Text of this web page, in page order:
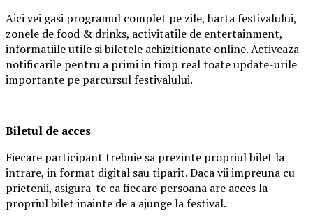
Aici vei gasi programul complet pe zile, harta festivalului,
zonele de food & drinks, activitatile de entertainment,
informatiile utile si biletele achizitionate online. Activeaza
notificarile pentru a primi in timp real toate update-urile
importante pe parcursul festivalului.
Biletul de acces
Fiecare participant trebuie sa prezinte propriul bilet la
intrare, in format digital sau tiparit. Daca vii impreuna cu
prietenii, asigura-te ca fiecare persoana are acces la
propriul bilet inainte de a ajunge la festival.